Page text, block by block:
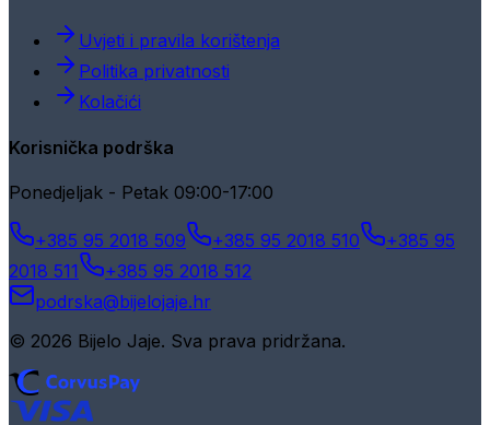
Uvjeti i pravila korištenja
Politika privatnosti
Kolačići
Korisnička podrška
Ponedjeljak - Petak 09:00-17:00
+385 95 2018 509 +385 95 2018 510
+385 95
2018 511
+385 95 2018 512
podrska@bijelojaje.hr
© 2026 Bijelo Jaje. Sva prava pridržana.